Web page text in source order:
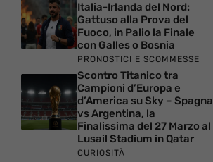
Italia-Irlanda del Nord:
Gattuso alla Prova del
Fuoco, in Palio la Finale
con Galles o Bosnia
PRONOSTICI E SCOMMESSE
Scontro Titanico tra
Campioni d’Europa e
d’America su Sky – Spagna
vs Argentina, la
Finalissima del 27 Marzo al
Lusail Stadium in Qatar
CURIOSITÀ